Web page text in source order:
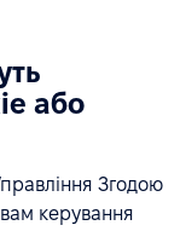
або
Згодою
керування